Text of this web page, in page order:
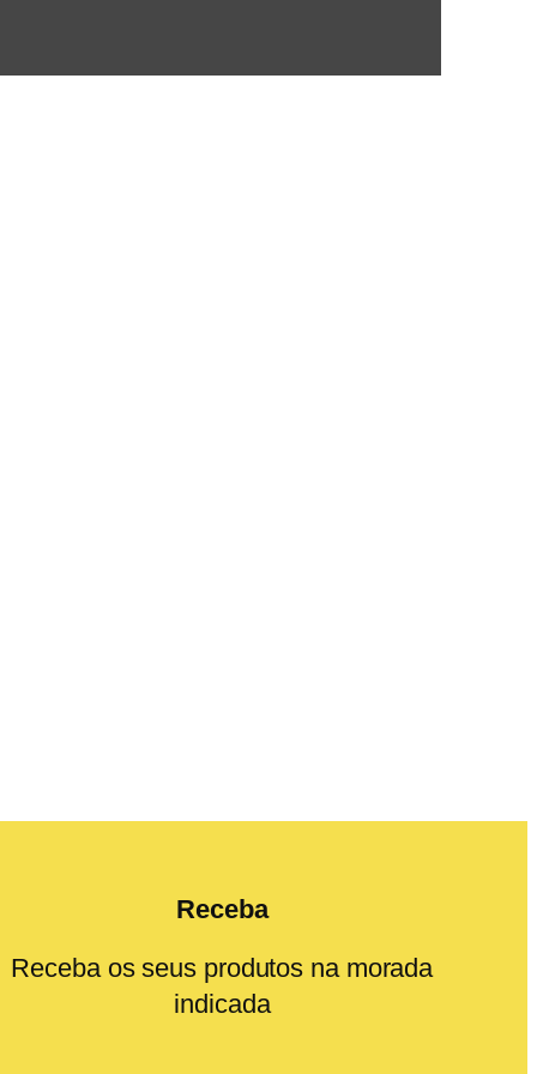
Receba
Receba os seus produtos na morada
indicada